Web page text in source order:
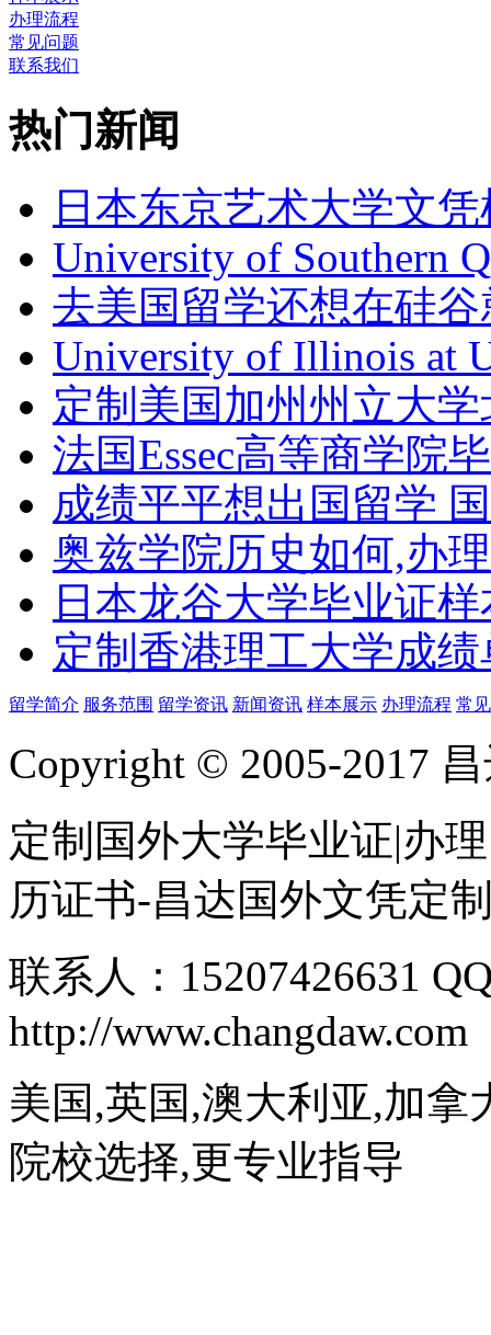
办理流程
常见问题
联系我们
热门新闻
日本东京艺术大学文
University of Southern
去美国留学还想在硅
University of Illinois at
定制美国加州州立大
法国Essec高等商学院
成绩平平想出国留学
奥兹学院历史如何,办
日本龙谷大学毕业证
定制香港理工大学成绩
留学简介 服务范围 留学资讯 新闻资讯 样本展示 办理流程 常
Copyright © 2005-2017
定制国外大学毕业证|办
历证书-昌达国外文凭定
联系人：15207426631
http://www.changdaw.com
美国,英国,澳大利亚,加拿
院校选择,更专业指导